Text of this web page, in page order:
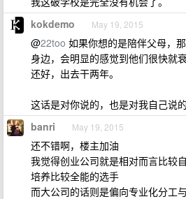
kokdemo May 19, 2015
@22too 如果你想的是陪伴父母，
身边，会明显的感觉到他们很快就
还好，出去干两年。
这话是对你说的，也是对我自己说的
banri May 19, 2015
还不错啊，楼主加油
我觉得创业公司就是相对而言比较
培养比较全能的选手
而大公司的话则是偏向专业化分工